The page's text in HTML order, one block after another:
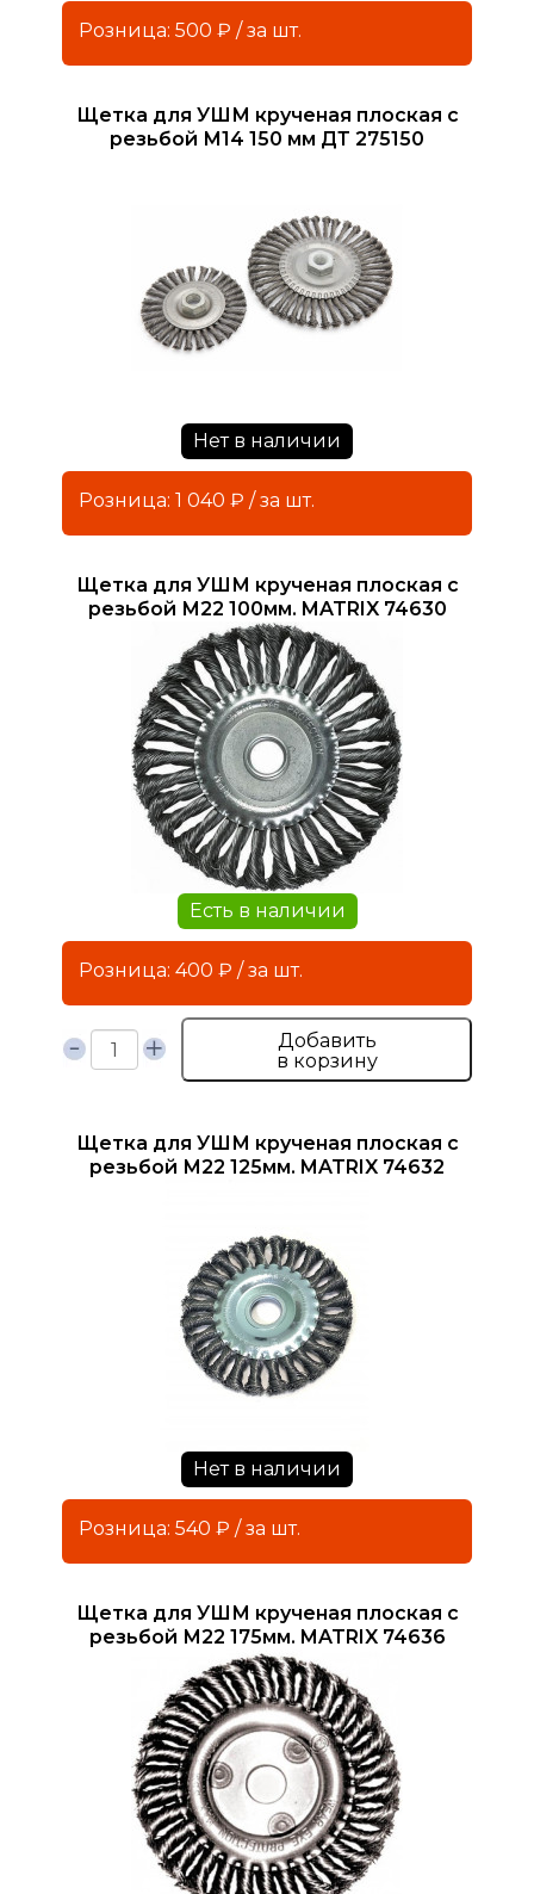
Розница: 500 ₽ / за шт.
Щетка для УШМ крученая плоская с
резьбой М14 150 мм ДТ 275150
Нет в наличии
Розница: 1 040 ₽ / за шт.
Щетка для УШМ крученая плоская с
резьбой М22 100мм. MATRIX 74630
Есть в наличии
Розница: 400 ₽ / за шт.
Добавить
в корзину
Щетка для УШМ крученая плоская с
резьбой М22 125мм. MATRIX 74632
Нет в наличии
Розница: 540 ₽ / за шт.
Щетка для УШМ крученая плоская с
резьбой М22 175мм. MATRIX 74636